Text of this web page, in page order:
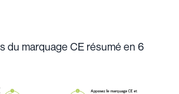
du marquage CE résumé en 6